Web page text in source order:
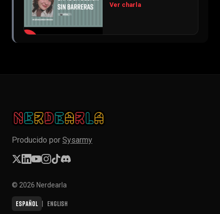
Ver charla
Producido por Sysarmy
© 2026 Nerdearla
Español English